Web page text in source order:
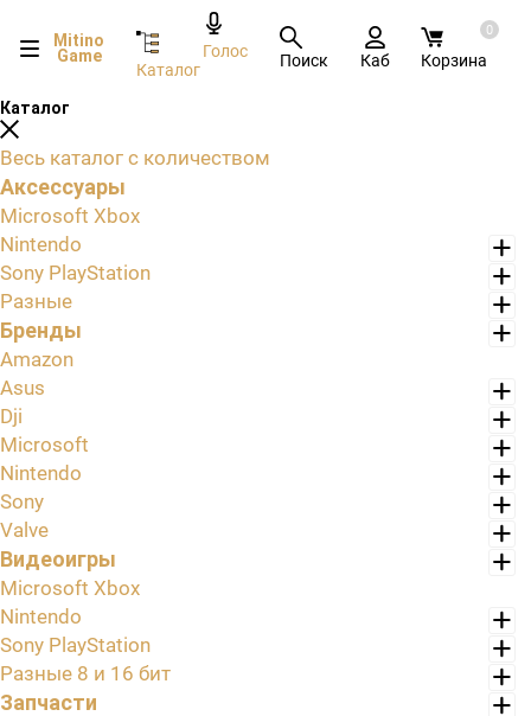
Mitino
Game
Каталог
Голос Поиск Каб
0
Корзина
Каталог
Весь каталог с количеством
Аксессуары
Microsoft Xbox
Nintendo
Sony PlayStation
Разные
Бренды
Amazon
Asus
Dji
Microsoft
Nintendo
Sony
Valve
Видеоигры
Microsoft Xbox
Nintendo
Sony PlayStation
Разные 8 и 16 бит
Запчасти